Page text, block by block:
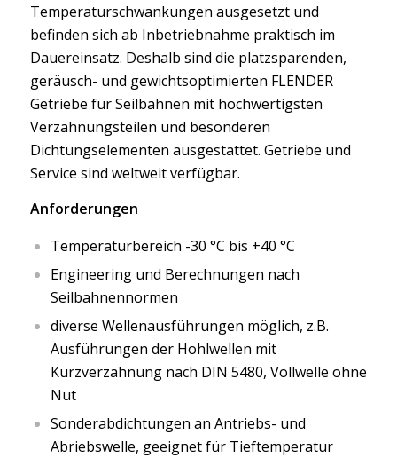
Temperaturschwankungen ausgesetzt und
befinden sich ab Inbetriebnahme praktisch im
Dauereinsatz. Deshalb sind die platzsparenden,
geräusch- und gewichtsoptimierten FLENDER
Getriebe für Seilbahnen mit hochwertigsten
Verzahnungsteilen und besonderen
Dichtungselementen ausgestattet. Getriebe und
Service sind weltweit verfügbar.
Anforderungen
Temperaturbereich -30 °C bis +40 °C
Engineering und Berechnungen nach
Seilbahnennormen
diverse Wellenausführungen möglich, z.B.
Ausführungen der Hohlwellen mit
Kurzverzahnung nach DIN 5480, Vollwelle ohne
Nut
Sonderabdichtungen an Antriebs- und
Abriebswelle, geeignet für Tieftemperatur